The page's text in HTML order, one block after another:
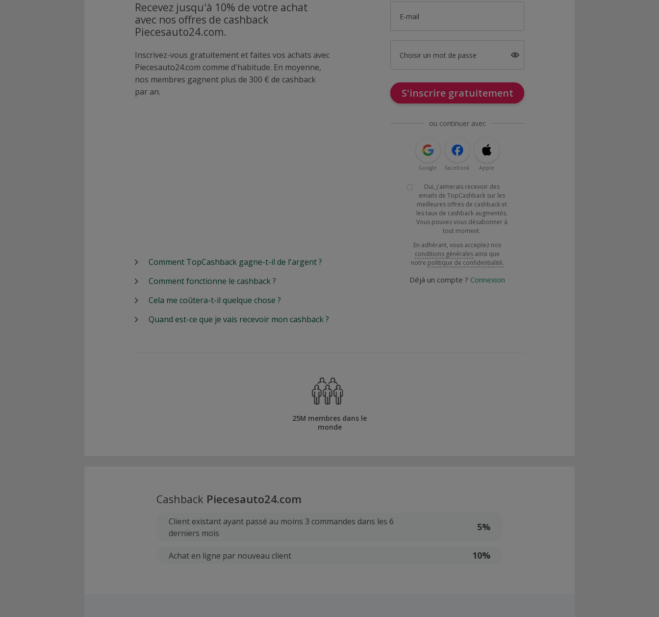
Recevez jusqu'à 10% de votre achat
avec nos offres de cashback
Piecesauto24.com.
Inscrivez-vous gratuitement et faites vos achats avec
Piecesauto24.com comme d'habitude. En moyenne,
nos membres gagnent plus de 300 € de cashback
par an.
E-mail
Choisir un mot de passe
S'inscrire gratuitement
ou continuer avec
Google Facebook Apple
Oui, j'aimerais recevoir des
emails de TopCashback sur les
meilleures offres de cashback et
les taux de cashback augmentés.
Vous pouvez vous désabonner à
tout moment.
En adhérant, vous acceptez nos
conditions générales ainsi que
notre politique de confidentialité.
Déjà un compte ? Connexion
Comment TopCashback gagne-t-il de l'argent ?
Comment fonctionne le cashback ?
Cela me coûtera-t-il quelque chose ?
Quand est-ce que je vais recevoir mon cashback ?
25M membres dans le
monde
Cashback Piecesauto24.com
Client existant ayant passé au moins 3 commandes dans les 6
derniers mois
5%
Achat en ligne par nouveau client 10%